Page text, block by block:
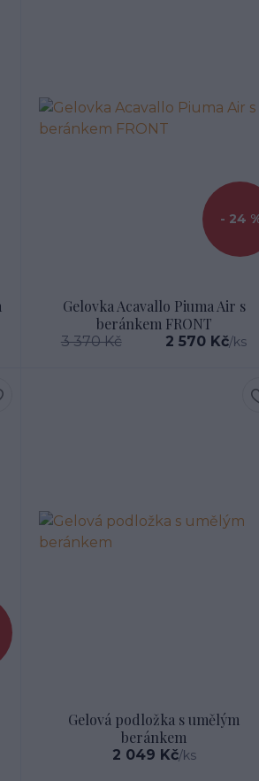
- 24
Gelovka Acavallo Piuma Air s
beránkem FRONT
3 370 Kč 2 570 Kč/ks
Gelová podložka s umělým
beránkem
2 049 Kč/ks